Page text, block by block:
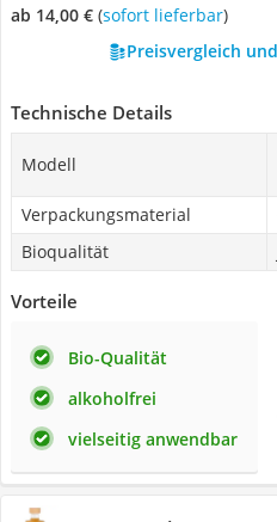
ab 14,00 € ( Sofort lieferbar)
Preisvergleich
Technische Details
Modell
Verpackungsmaterial
Bioqualität
Vorteile
Bio-Qualität
alkoholfrei
vielseitig anwendbar